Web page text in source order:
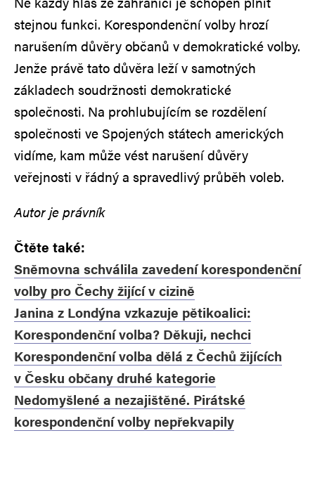
stejnou funkci. Korespondenční volby hrozí
narušením důvěry občanů v demokratické volby.
Jenže právě tato důvěra leží v samotných
základech soudržnosti demokratické
společnosti. Na prohlubujícím se rozdělení
společnosti ve Spojených státech amerických
vidíme, kam může vést narušení důvěry
veřejnosti v řádný a spravedlivý průběh voleb.
Autor je právník
Čtěte také:
Sněmovna schválila zavedení korespondenční
volby pro Čechy žijící v cizině
Janina z Londýna vzkazuje pětikoalici:
Korespondenční volba? Děkuji, nechci
Korespondenční volba dělá z Čechů žijících
v Česku občany druhé kategorie
Nedomyšlené a nezajištěné. Pirátské
korespondenční volby nepřekvapily